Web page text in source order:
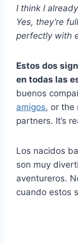
I think I
Yes, they’re
perfectly with
Estos dos
en todas las
buenos
amigos, or the
partners. It’s
Los nacidos
son muy
aventureros.
cuando estos